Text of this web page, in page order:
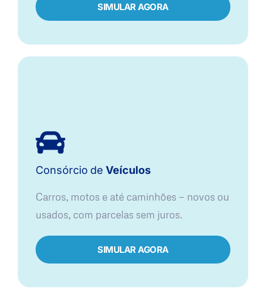
SIMULAR AGORA​
Consórcio de Veículos
Carros, motos e até caminhões — novos ou
usados, com parcelas sem juros.
SIMULAR AGORA